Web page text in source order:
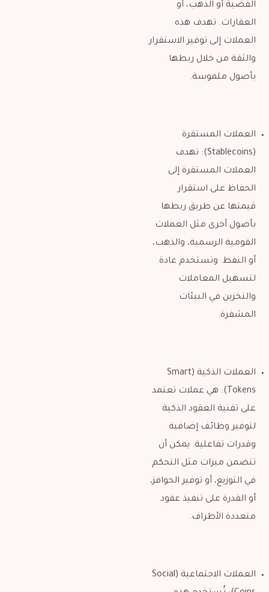
الفضية أو الذهب، أو
العقارات. تهدف هذه
العملات إلى توفير الاستقرار
والثقة من خلال ربطها
بأصول ملموسة.
العملات المستقرة
(Stablecoins): تهدف
العملات المستقرة إلى
الحفاظ على استقرار
قيمتها عن طريق ربطها
بأصول أخرى مثل العملات
القومية الرسمية، والذهب،
أو النفط. وتستخدم عادة
لتسهيل المعاملات
والتخزين في البيئات
المشفرة.
العملات الذكية (Smart
Tokens): هي عملات تعتمد
على تقنية العقود الذكية
لتوفير وظائف إضافية
وقدرات تفاعلية. يمكن أن
تتضمن ميزات مثل التحكم
في التوزيع، أو توفير الحوافز،
أو القدرة على تنفيذ عقود
متعددة الأطراف.
العملات الاجتماعية (Social